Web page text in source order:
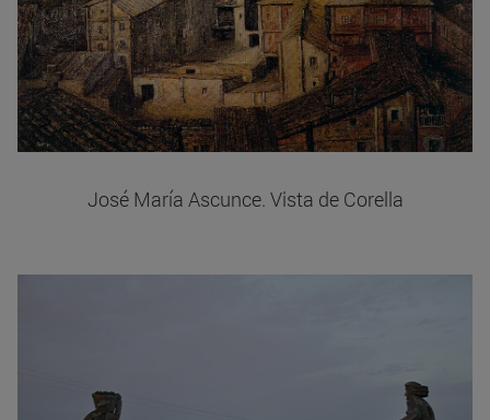
José María Ascunce. Vista de Corella